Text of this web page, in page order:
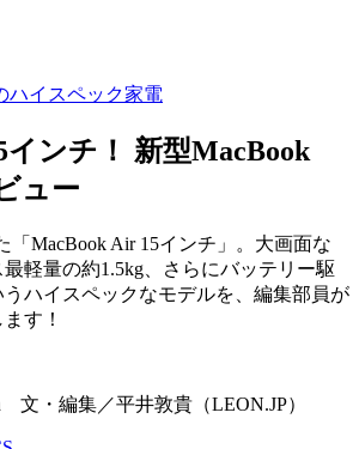
ハイスペック家電
ンチ！ 新型MacBook
ュー
「MacBook Air 15インチ」。大画面な
軽量の約1.5kg、さらにバッテリー駆
ハイスペックなモデルを、編集部員が
す！
文・編集／平井敦貴（LEON.JP）